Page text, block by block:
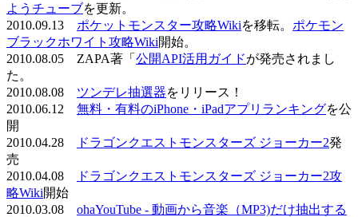
ようチューブを更新。
2010.09.13 ポケットモンスター攻略Wikiを移転。 ポケモン
ブラックホワイト攻略Wiki開始。
2010.08.05 ZAPA著「 公開API活用ガイドが発売されまし
た。
2010.08.08 ツンデレ抽選器をリリース！
2010.06.12 無料・有料のiPhone・iPadアプリランキングを公
開
2010.04.28
ドラゴンクエストモンスターズ ジョーカー2発
売
2010.04.08
ドラゴンクエストモンスターズ ジョーカー2攻
略Wiki開始
2010.03.08 ohaYouTube - 動画から音楽（MP3)だけ抽出する